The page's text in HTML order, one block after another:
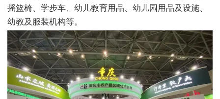
摇篮椅、学步车、幼儿教育用品、幼儿园用品及设施、
幼教及服装机构等。